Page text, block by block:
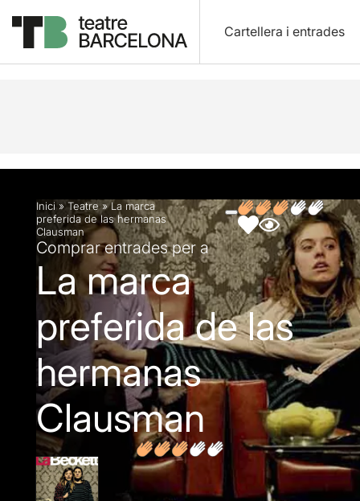
Cartellera i entrades
Descripció Fitxa artística Fotos i vídeos
Inici »Teatre»La marca
preferida de las hermanas
Clausman
Comprar entrades per a
La marca
preferida de las
hermanas
Clausman